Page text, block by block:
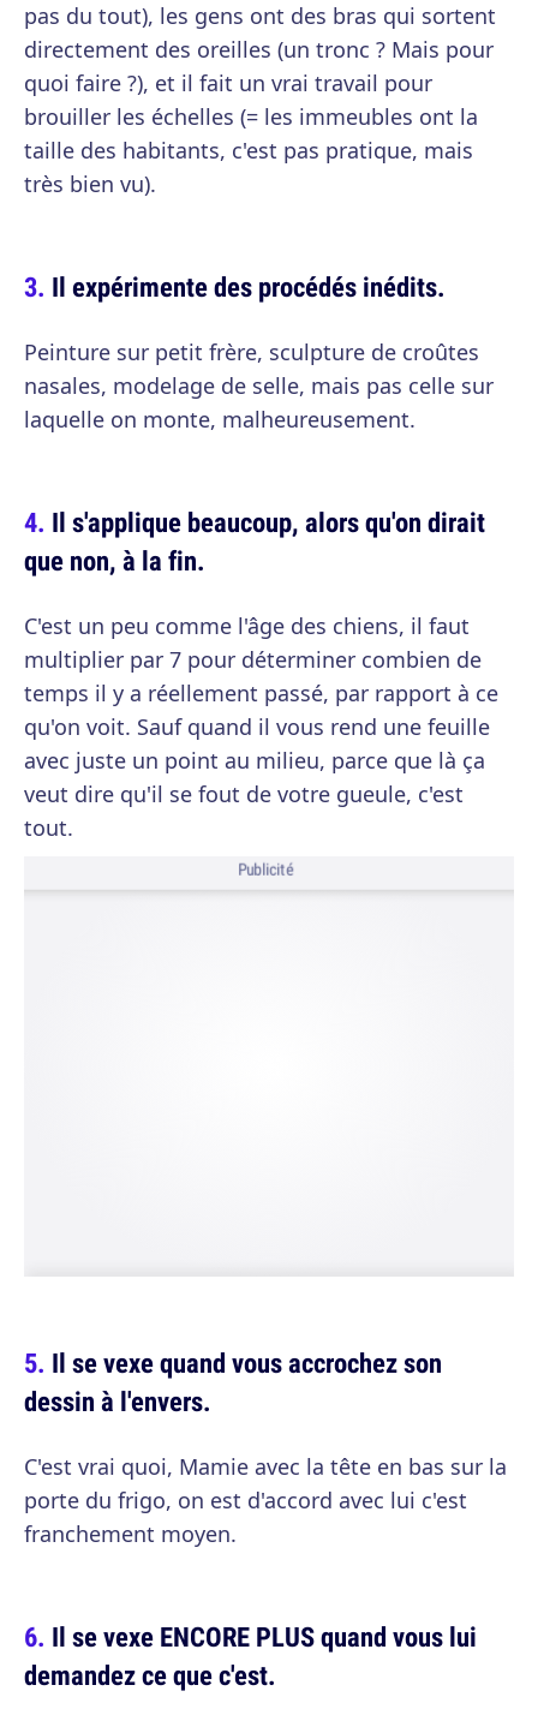
pas du tout), les gens ont des bras qui sortent
directement des oreilles (un tronc ? Mais pour
quoi faire ?), et il fait un vrai travail pour
brouiller les échelles (= les immeubles ont la
taille des habitants, c'est pas pratique, mais
très bien vu).
Il expérimente des procédés inédits.
Peinture sur petit frère, sculpture de croûtes
nasales, modelage de selle, mais pas celle sur
laquelle on monte, malheureusement.
Il s'applique beaucoup, alors qu'on dirait
que non, à la fin.
C'est un peu comme l'âge des chiens, il faut
multiplier par 7 pour déterminer combien de
temps il y a réellement passé, par rapport à ce
qu'on voit. Sauf quand il vous rend une feuille
avec juste un point au milieu, parce que là ça
veut dire qu'il se fout de votre gueule, c'est
tout.
Publicité
Il se vexe quand vous accrochez son
dessin à l'envers.
C'est vrai quoi, Mamie avec la tête en bas sur la
porte du frigo, on est d'accord avec lui c'est
franchement moyen.
Il se vexe ENCORE PLUS quand vous lui
demandez ce que c'est.